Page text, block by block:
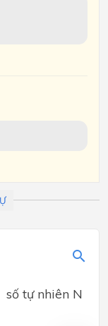
số tự nhiên N